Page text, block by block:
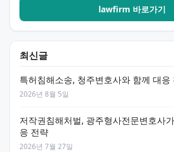
lawfirm 바로가기
최신글
특허침해소송, 청주변호사와 함께 대응
2026년 8월 5일
저작권침해처벌, 광주형사전문변호사
응 전략
2026년 7월 27일